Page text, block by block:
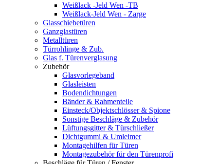
Weißlack -Jeld Wen -TB
Weißlack-Jeld Wen - Zarge
Glasschiebetüren
Ganzglastüren
Metalltüren
Türrohlinge & Zub.
Glas f. Türenverglasung
Zubehör
Glasvorlegeband
Glasleisten
Bodendichtungen
Bänder & Rahmenteile
Einsteck/Objektschlösser & Spione
Sonstige Beschläge & Zubehör
Lüftungsgitter & Türschließer
Dichtgummi & Umleimer
Montagehilfen für Türen
Montagezubehör für den Türenprofi